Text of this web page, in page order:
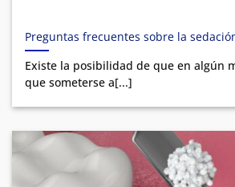
Preguntas frecuentes sobre la
Existe la posibilidad de que en algún
que someterse a[...]